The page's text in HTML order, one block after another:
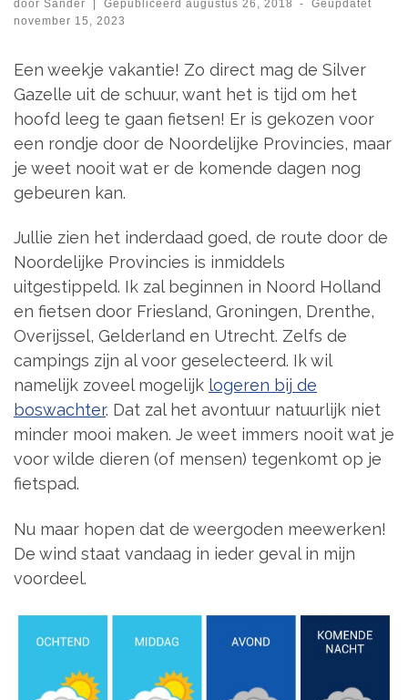
door Sander | Gepubliceerd augustus 26, 2018 -
Geüpdatet
november 15, 2023
Een weekje vakantie! Zo direct mag de Silver
Gazelle uit de schuur, want het is tijd om het
hoofd leeg te gaan fietsen! Er is gekozen voor
een rondje door de Noordelijke Provincies, maar
je weet nooit wat er de komende dagen nog
gebeuren kan.
Jullie zien het inderdaad goed, de route door de
Noordelijke Provincies is inmiddels
uitgestippeld. Ik zal beginnen in Noord Holland
en fietsen door Friesland, Groningen, Drenthe,
Overijssel, Gelderland en Utrecht. Zelfs de
campings zijn al voor geselecteerd. Ik wil
namelijk zoveel mogelijk logeren bij de
boswachter. Dat zal het avontuur natuurlijk niet
minder mooi maken. Je weet immers nooit wat je
voor wilde dieren (of mensen) tegenkomt op je
fietspad.
Nu maar hopen dat de weergoden meewerken!
De wind staat vandaag in ieder geval in mijn
voordeel.